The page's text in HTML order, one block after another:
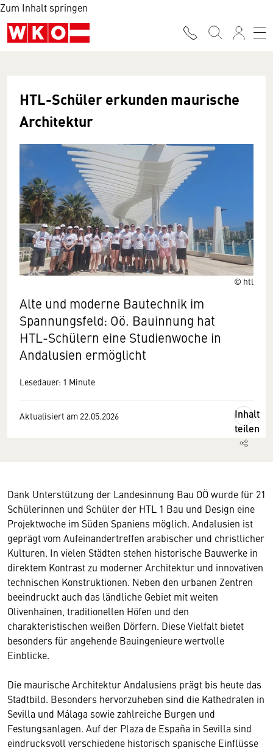
Zum Inhalt springen
© htl
HTL-Schüler erkunden maurische
Architektur
Alte und moderne Bautechnik im
Spannungsfeld: Oö. Bauinnung hat
HTL-Schülern eine Studienwoche in
Andalusien ermöglicht
Lesedauer: 1 Minute
Aktualisiert am 22.05.2026
Inhalt
teilen
Dank Unterstützung der Landesinnung Bau OÖ wurde für 21
Schülerinnen und Schüler der HTL 1 Bau und Design eine
Projektwoche im Süden Spaniens möglich. Andalusien ist
geprägt vom Aufeinandertreffen arabischer und christlicher
Kulturen. In vielen Städten stehen historische Bauwerke in
direktem Kontrast zu moderner Architektur und innovativen
technischen Konstruktionen. Neben den urbanen Zentren
beeindruckt auch das ländliche Gebiet mit weiten
Olivenhainen, traditionellen Höfen und den
charakteristischen weißen Dörfern. Diese Vielfalt bietet
besonders für angehende Bauingenieure wertvolle
Einblicke.
Die maurische Architektur Andalusiens prägt bis heute das
Stadtbild. Besonders hervorzuheben sind die Kathedralen in
Sevilla und Málaga sowie zahlreiche Burgen und
Festungsanlagen. Auf der Plaza de España in Sevilla sind
eindrucksvoll verschiedene historisch spanische Einflüsse